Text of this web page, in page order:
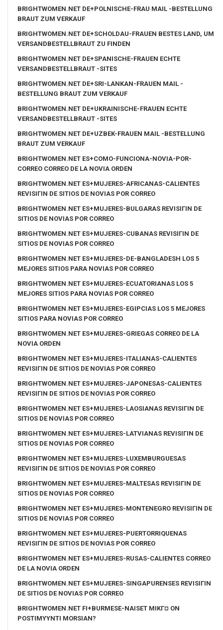
BRIGHTWOMEN.NET DE+POLNISCHE-FRAU MAIL -BESTELLUNG
BRAUT ZUM VERKAUF
BRIGHTWOMEN.NET DE+SCHOLDAU-FRAUEN BESTES LAND, UM
VERSANDBESTELLBRAUT ZU FINDEN
BRIGHTWOMEN.NET DE+SPANISCHE-FRAUEN ECHTE
VERSANDBESTELLBRAUT -SITES
BRIGHTWOMEN.NET DE+SRI-LANKAN-FRAUEN MAIL -
BESTELLUNG BRAUT ZUM VERKAUF
BRIGHTWOMEN.NET DE+UKRAINISCHE-FRAUEN ECHTE
VERSANDBESTELLBRAUT -SITES
BRIGHTWOMEN.NET DE+UZBEK-FRAUEN MAIL -BESTELLUNG
BRAUT ZUM VERKAUF
BRIGHTWOMEN.NET ES+COMO-FUNCIONA-NOVIA-POR-
CORREO CORREO DE LA NOVIA ORDEN
BRIGHTWOMEN.NET ES+MUJERES-AFRICANAS-CALIENTES
REVISIГІN DE SITIOS DE NOVIAS POR CORREO
BRIGHTWOMEN.NET ES+MUJERES-BULGARAS REVISIГІN DE
SITIOS DE NOVIAS POR CORREO
BRIGHTWOMEN.NET ES+MUJERES-CUBANAS REVISIГІN DE
SITIOS DE NOVIAS POR CORREO
BRIGHTWOMEN.NET ES+MUJERES-DE-BANGLADESH LOS 5
MEJORES SITIOS PARA NOVIAS POR CORREO
BRIGHTWOMEN.NET ES+MUJERES-ECUATORIANAS LOS 5
MEJORES SITIOS PARA NOVIAS POR CORREO
BRIGHTWOMEN.NET ES+MUJERES-EGIPCIAS LOS 5 MEJORES
SITIOS PARA NOVIAS POR CORREO
BRIGHTWOMEN.NET ES+MUJERES-GRIEGAS CORREO DE LA
NOVIA ORDEN
BRIGHTWOMEN.NET ES+MUJERES-ITALIANAS-CALIENTES
REVISIГІN DE SITIOS DE NOVIAS POR CORREO
BRIGHTWOMEN.NET ES+MUJERES-JAPONESAS-CALIENTES
REVISIГІN DE SITIOS DE NOVIAS POR CORREO
BRIGHTWOMEN.NET ES+MUJERES-LAOSIANAS REVISIГІN DE
SITIOS DE NOVIAS POR CORREO
BRIGHTWOMEN.NET ES+MUJERES-LATVIANAS REVISIГІN DE
SITIOS DE NOVIAS POR CORREO
BRIGHTWOMEN.NET ES+MUJERES-LUXEMBURGUESAS
REVISIГІN DE SITIOS DE NOVIAS POR CORREO
BRIGHTWOMEN.NET ES+MUJERES-MALTESAS REVISIГІN DE
SITIOS DE NOVIAS POR CORREO
BRIGHTWOMEN.NET ES+MUJERES-MONTENEGRO REVISIГІN DE
SITIOS DE NOVIAS POR CORREO
BRIGHTWOMEN.NET ES+MUJERES-PUERTORRIQUENAS
REVISIГІN DE SITIOS DE NOVIAS POR CORREO
BRIGHTWOMEN.NET ES+MUJERES-RUSAS-CALIENTES CORREO
DE LA NOVIA ORDEN
BRIGHTWOMEN.NET ES+MUJERES-SINGAPURENSES REVISIГІN
DE SITIOS DE NOVIAS POR CORREO
BRIGHTWOMEN.NET FI+BURMESE-NAISET MIKГ¤ ON
POSTIMYYNTI MORSIAN?